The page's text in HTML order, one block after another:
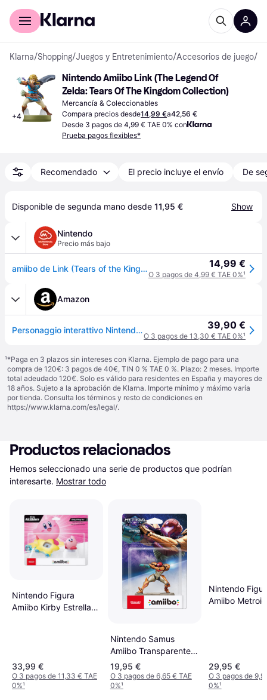
Comprar con Klarna
Klarna/Shopping/Juegos y Entretenimiento/Accesorios de juego/
+4
Nintendo Amiibo Link (The Legend Of
Zelda: Tears Of The Kingdom Collection)
Mercancía & Coleccionables
Compara precios desde14,99 €a42,56 €
Desde 3 pagos de 4,99 € TAE 0% con
Prueba pagos flexibles*
Recomendado El precio incluye el envío De
Disponible de segunda mano desde 11,95 € Show
Nintendo
Precio más bajo
amiibo de Link (Tears of the Kingdom) (The Legend of Zelda Collection) 14,99 €
O 3 pagos de 4,99 € TAE 0%¹
Amazon
Personaggio interattivo Nintendo Zelda Tears Of The Kingdom Link 39,90 €
O 3 pagos de 13,30 € TAE 0%¹
¹*Paga en 3 plazos sin intereses con Klarna. Ejemplo de pago para una
compra de 120€: 3 pagos de 40€, TIN 0 % TAE 0 %. Plazo: 2 meses. Importe
total adeudado 120€. Solo es válido para residentes en España y mayores de
18 años. Sujeto a la aprobación de Klarna. Importe mínimo y máximo varía
por tienda. Consulta los términos y resto de condiciones en
https://www.klarna.com/es/legal/.
Productos relacionados
Hemos seleccionado una serie de productos que podrían
interesarte. Mostrar todo
Nintendo Figura
Amiibo Kirby Estrella
33,99 €
O 3 pagos de 11,33 € TAE
0%¹
Nintendo Samus
Amiibo Transparente
Figura Metroid Prime
4 Beyond
19,95 €
O 3 pagos de 6,65 € TAE
0%¹
Nintendo
Amiibo
29,95 €
O 3 pagos de
0%¹